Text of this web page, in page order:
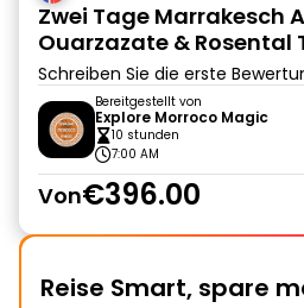
Zwei Tage Marrakesch
Ouarzazate & Rosental
Schreiben Sie die erste
Bereitgestellt von
Explore Morroco Magic
10 stunden
7:00 AM
Von€396.00
Reise Smart, spare